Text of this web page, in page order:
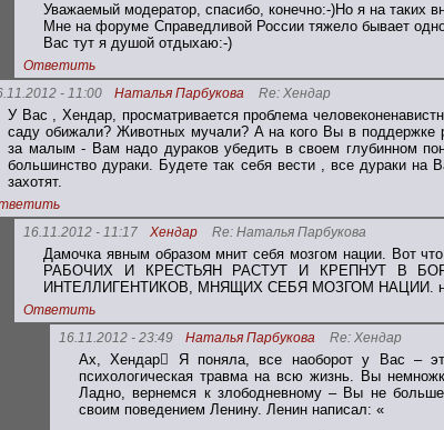
Уважаемый модератор, спасибо, конечно:-)Но я на таких
Мне на форуме Справедливой России тяжело бывает
Вас тут я душой отдыхаю:-)
Ответить
- 11:00
Наталья Парбукова Re: Хендар
У Вас , Хендар, просматривается проблема
саду обижали? Животных мучали? А на кого Вы в поддержке
за малым - Вам надо дураков убедить в своем глубинном
большинство дураки. Будете так себя вести , все дураки
захотят.
16.11.2012 - 11:17
Хендар Re: Наталья Парбукова
Дамочка явным образом мнит себя мозгом нации. Вот
РАБОЧИХ И КРЕСТЬЯН РАСТУТ И КРЕПНУТ В
ИНТЕЛЛИГЕНТИКОВ, МНЯЩИХ СЕБЯ МОЗГОМ НАЦИИ.
Ответить
16.11.2012 - 23:49
Наталья Парбукова Re: Хендар
Ах, Хендар Я поняла, все наоборот у Вас –
психологическая травма на всю жизнь. Вы
Ладно, вернемся к злободневному – Вы не
своим поведением Ленину. Ленин написал: «